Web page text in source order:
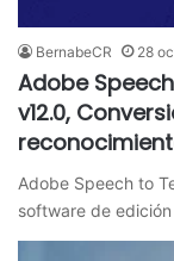
BernabeCR 28
Adobe
v12.0,
Adobe Speech to
software de